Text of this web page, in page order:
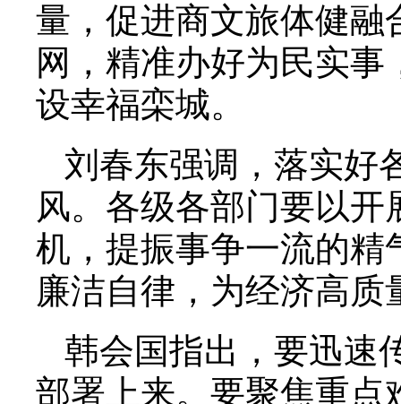
量，促进商文旅体健融
网，精准办好为民实
设幸福栾城。
刘春东强调，落实好
风。各级各部门要以
机，提振事争一流的精
廉洁自律，为经济高
韩会国指出，要迅速
部署上来。要聚焦重点